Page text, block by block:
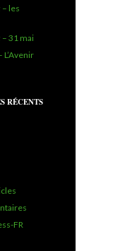
les
31 mai
RÉCENTS
FR